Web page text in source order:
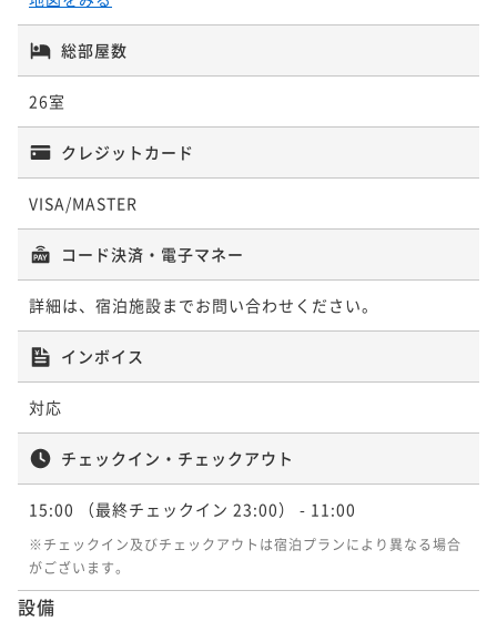
総部屋数
26室
クレジットカード
VISA/MASTER
コード決済・電子マネー
詳細は、宿泊施設までお問い合わせください。
インボイス
対応
チェックイン・チェックアウト
15:00 （最終チェックイン 23:00） - 11:00
※チェックイン及びチェックアウトは宿泊プランにより異なる場合
がございます。
設備